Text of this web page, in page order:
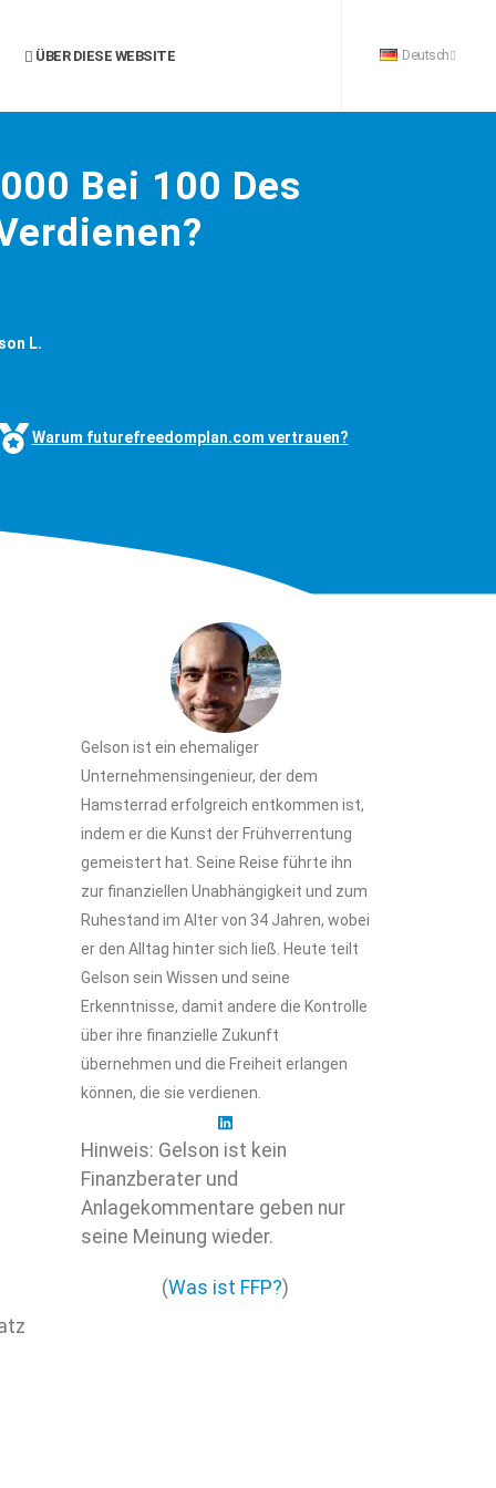
ÜBER DIESE WEBSITE Deutsch
Bei 100 Des
L.
Warum futurefreedomplan.com vertrauen?
Gelson ist ein ehemaliger
Unternehmensingenieur, der dem
Hamsterrad erfolgreich entkommen ist,
indem er die Kunst der Frühverrentung
gemeistert hat. Seine Reise führte ihn
zur finanziellen Unabhängigkeit und zum
Ruhestand im Alter von 34 Jahren, wobei
er den Alltag hinter sich ließ. Heute teilt
Gelson sein Wissen und seine
Erkenntnisse, damit andere die Kontrolle
über ihre finanzielle Zukunft
übernehmen und die Freiheit erlangen
können, die sie verdienen.
Hinweis: Gelson ist kein
Finanzberater und
Anlagekommentare geben nur
seine Meinung wieder.
(Was ist FFP?)